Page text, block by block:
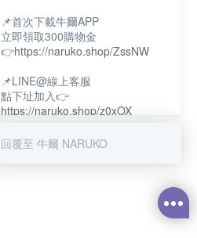
📌首次下載牛爾APP
立即領取300購物金
👉https://naruko.shop/ZssNW
📌LINE@線上客服
點下址加入👉
https://naruko.shop/z0xOX
📌電話客服：02-26581707
回覆至 牛爾 NARUKO